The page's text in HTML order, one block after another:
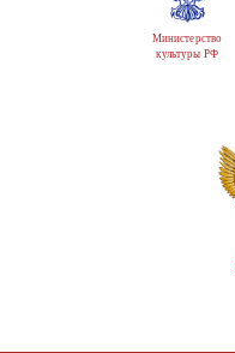
Министерство
культуры РФ